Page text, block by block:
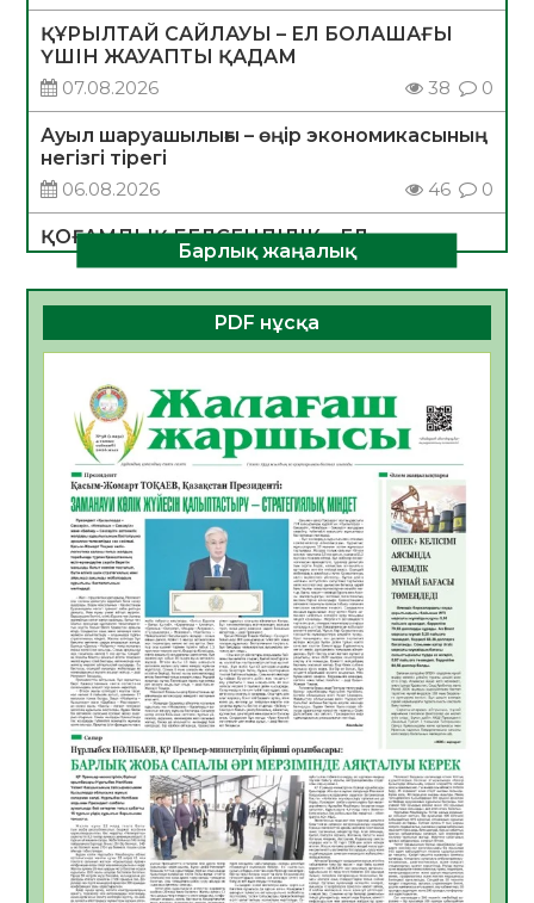
ҚҰРЫЛТАЙ САЙЛАУЫ – ЕЛ БОЛАШАҒЫ
ҮШІН ЖАУАПТЫ ҚАДАМ
07.08.2026
38 0
Ауыл шаруашылығы – өңір экономикасының
негізгі тірегі
06.08.2026
46 0
ҚОҒАМДЫҚ БЕЛСЕНДІЛІК – ЕЛ
ДАМУЫНЫҢ НЕГІЗІ
06.08.2026
43 0
ҚҰРЫЛТАЙ САЙЛАУЫ – БОЛАШАҚҚА
БАСТАР ЖАУАПТЫ ТАҢДАУ
06.08.2026
Инфекциялық ауруларға қарсы иммундау
жұмыстарының тиімділігі
06.08.2026
48
Көкжөтел ауруы туралы
06.08.2026
44
АПВ вакцинасы туралы мәлімет
06.08.2026
43
Open Air: Қызылорда облысы полиция
департаменті 20 мыңнан астам
көрерменнің қауіпсіздігін қамтамасыз етті
06.08.2026
57
ҚЫЗЫЛОРДАДА «САНАЛЫ ҰРПАҚ –
ЖАРҚЫН БОЛАШАҚ» АТТЫ КЕҢЕЙТІЛГЕН
МӘЖІЛІС ӨТТІ
Барлық жаңалық
PDF нұсқа